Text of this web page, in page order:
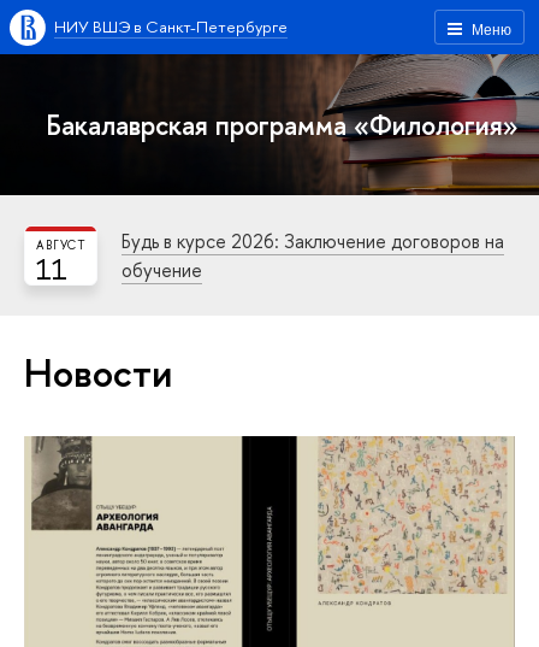
Меню
НИУ ВШЭ в Санкт-Петербурге
Бакалаврская программа «Филология»
11
АВГУСТ
Будь в курсе 2026: Заключение договоров на
обучение
Новости